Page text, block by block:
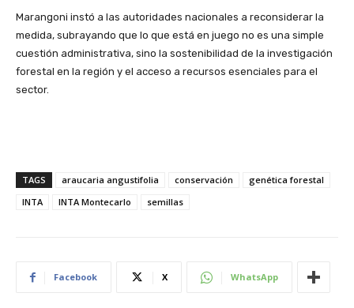
Marangoni instó a las autoridades nacionales a reconsiderar la
medida, subrayando que lo que está en juego no es una simple
cuestión administrativa, sino la sostenibilidad de la investigación
forestal en la región y el acceso a recursos esenciales para el
sector.
TAGS araucaria angustifolia conservación
genética forestal
INTA
INTA Montecarlo semillas
Facebook X WhatsApp